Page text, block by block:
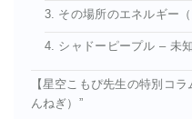
3. その場所のエネルギー
4. シャドーピープル – 未
【星空こもぴ先生の特別コ
んねぎ）”